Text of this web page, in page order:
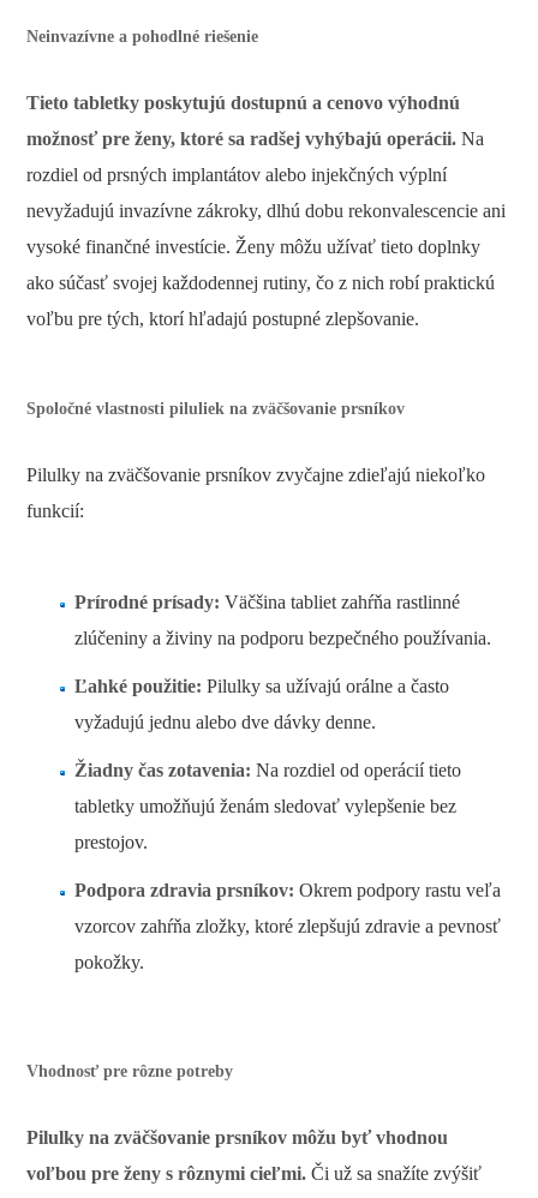
Neinvazívne a pohodlné riešenie
Tieto tabletky poskytujú dostupnú a cenovo výhodnú
možnosť pre ženy, ktoré sa radšej vyhýbajú operácii. Na
rozdiel od prsných implantátov alebo injekčných výplní
nevyžadujú invazívne zákroky, dlhú dobu rekonvalescencie ani
vysoké finančné investície. Ženy môžu užívať tieto doplnky
ako súčasť svojej každodennej rutiny, čo z nich robí praktickú
voľbu pre tých, ktorí hľadajú postupné zlepšovanie.
Spoločné vlastnosti piluliek na zväčšovanie prsníkov
Pilulky na zväčšovanie prsníkov zvyčajne zdieľajú niekoľko
funkcií:
Prírodné prísady: Väčšina tabliet zahŕňa rastlinné
zlúčeniny a živiny na podporu bezpečného používania.
Ľahké použitie: Pilulky sa užívajú orálne a často
vyžadujú jednu alebo dve dávky denne.
Žiadny čas zotavenia: Na rozdiel od operácií tieto
tabletky umožňujú ženám sledovať vylepšenie bez
prestojov.
Podpora zdravia prsníkov: Okrem podpory rastu veľa
vzorcov zahŕňa zložky, ktoré zlepšujú zdravie a pevnosť
pokožky.
Vhodnosť pre rôzne potreby
Pilulky na zväčšovanie prsníkov môžu byť vhodnou
voľbou pre ženy s rôznymi cieľmi. Či už sa snažíte zvýšiť